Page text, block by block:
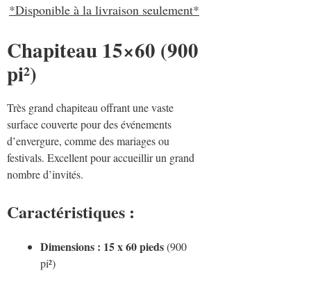
*Disponible à la livraison seulement*
Chapiteau 15×60 (900
pi²)
Très grand chapiteau offrant une vaste
surface couverte pour des événements
d’envergure, comme des mariages ou
festivals. Excellent pour accueillir un grand
nombre d’invités.
Caractéristiques :
Dimensions : 15 x 60 pieds(900
pi²)